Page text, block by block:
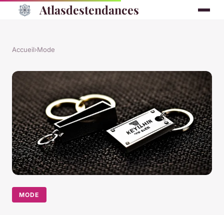
Atlasdestendances
Accueil›Mode
MODE